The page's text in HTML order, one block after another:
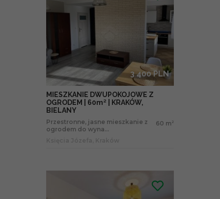
3 400 PLN
MIESZKANIE DWUPOKOJOWE Z
OGRODEM | 60m² | KRAKÓW,
BIELANY
Przestronne, jasne mieszkanie z
ogrodem do wyna...
60 m 2